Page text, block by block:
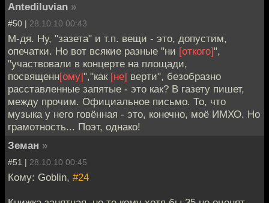
Antediluvian »
#50 | 28.10.10 00:43
М-дя. Ну, "зазета" и т.п. вещи - это, допустим,
опечатки. Но вот всякие разные "ни [откого]",
"участвовали в концерте на площади,
посвященн[ому]","как [не] верти", безобразно
расставленные запятые - это как? В газету пишет,
между прочим. Официальное письмо. То, что
музыка у него говённая - это, конечно, моё ИМХО. Но
грамотность... Поэт, однако!
Земан »
#51 | 28.10.10 00:45
Кому: Goblin, #24